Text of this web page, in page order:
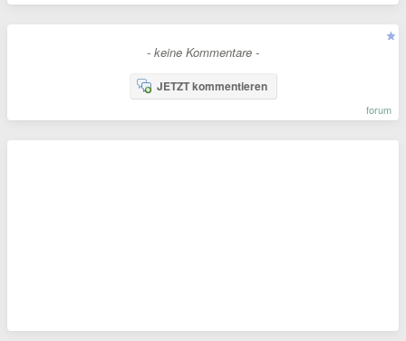
- keine Kommentare -
JETZT kommentieren
forum